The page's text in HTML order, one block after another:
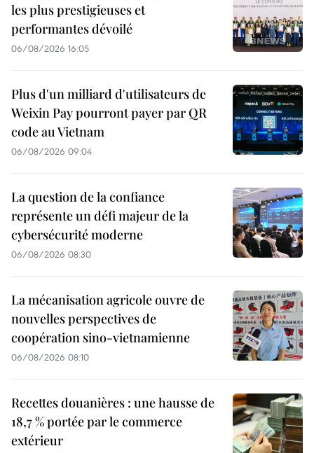
les plus prestigieuses et
performantes dévoilé
06/08/2026 16:05
Plus d'un milliard d'utilisateurs de
Weixin Pay pourront payer par QR
code au Vietnam
06/08/2026 09:04
La question de la confiance
représente un défi majeur de la
cybersécurité moderne
06/08/2026 08:30
La mécanisation agricole ouvre de
nouvelles perspectives de
coopération sino-vietnamienne
06/08/2026 08:10
Recettes douanières : une hausse de
18,7 % portée par le commerce
extérieur